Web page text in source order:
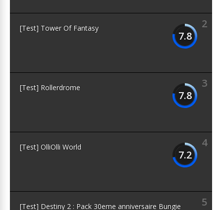
2
7.8
[Test] Tower Of Fantasy
3
7.8
[Test] Rollerdrome
4
7.2
[Test] OlliOlli World
5
[Test] Destiny 2 : Pack 30eme anniversaire Bungie